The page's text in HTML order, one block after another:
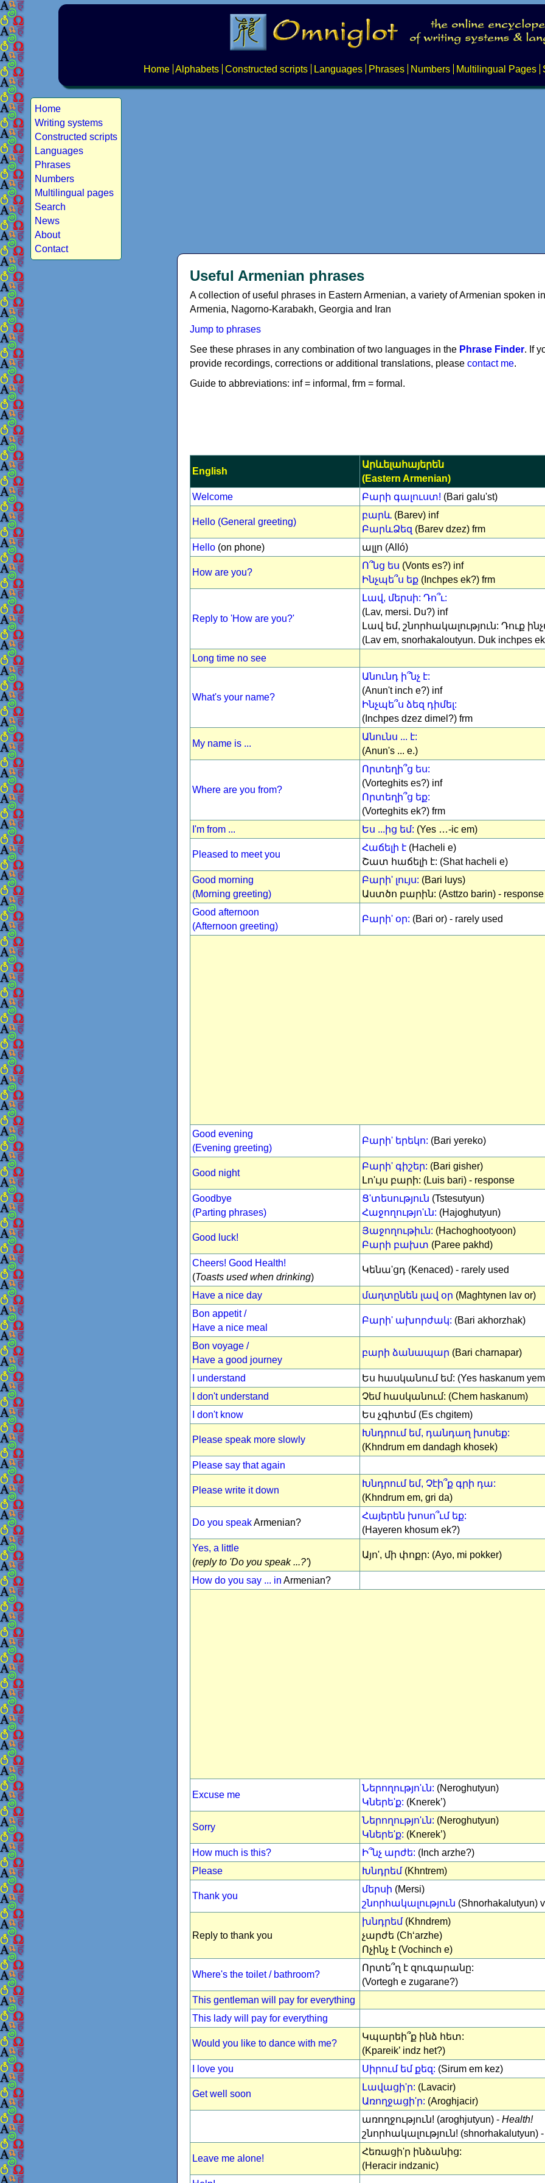
Home Alphabets Constructed scripts Languages Phrases Numbers Multilingual Pages
Home
Writing systems
Constructed scripts
Languages
Phrases
Numbers
Multilingual pages
Search
News
About
Contact
Useful Armenian phrases
A collection of useful phrases in Eastern Armenian, a variety of Armenian spoken in
Armenia, Nagorno-Karabakh, Georgia and Iran
Jump to phrases
See these phrases in any combination of two languages in the Phrase Finder. If
provide recordings, corrections or additional translations, please contact me.
Guide to abbreviations: inf = informal, frm = formal.
English
Արևելահայերեն
(Eastern Armenian)
Welcome
Բարի գալուստ! (Bari galu'st)
Hello (General greeting)
բարև (Barev) inf
ԲարևՁեզ (Barev dzez) frm
Hello (on phone) ալլո (Alló)
How are you?
Ո՞նց ես (Vonts es?) inf
Ինչպե՞ս եք (Inchpes ek?) frm
Reply to 'How are you?'
Լավ, մերսի: Դո՞ւ:
(Lav, mersi. Du?) inf
Լավ եմ, շնորհակալություն: Դուք
(Lav em, snorhakaloutyun. Duk inchpes
Long time no see
What's your name?
Անունդ ի՞նչ է:
(Anun't inch e?) inf
Ինչպե՞ս ձեզ դիմել:
(Inchpes dzez dimel?) frm
My name is ...
Անունս ... է:
(Anun's ... e.)
Where are you from?
Որտեղի՞ց ես:
(Vorteghits es?) inf
Որտեղի՞ց եք:
(Vorteghits ek?) frm
I'm from ...
Ես ...ից եմ: (Yes …-ic em)
Pleased to meet you
Հաճելի է (Hacheli e)
Շատ հաճելի է: (Shat hacheli e)
Good morning
(Morning greeting)
Բարի' լույս: (Bari luys)
Աստծո բարին: (Asttzo barin) - response
Good afternoon
(Afternoon greeting)
Բարի' օր: (Bari or) - rarely used
Good evening
(Evening greeting)
Բարի' երեկո: (Bari yereko)
Good night
Բարի' գիշեր: (Bari gisher)
Լո'ւյս բարի: (Luis bari) - response
Goodbye
(Parting phrases)
Ց'տեսություն (Tstesutyun)
Հաջողությո'ւն: (Hajoghutyun)
Good luck!
Յաջողութիւն: (Hachoghootyoon)
Բարի բախտ (Paree pakhd)
Cheers! Good Health!
(Toasts used when drinking)
Կենա'ցդ (Kenaced) - rarely used
Have a nice day մաղտընեն լավ օր (Maghtynen lav or)
Bon appetit /
Have a nice meal
Բարի' ախորժակ: (Bari akhorzhak)
Bon voyage /
Have a good journey
բարի ձանապար (Bari charnapar)
I understand
Ես հասկանում եմ: (Yes haskanum
I don't understand
Չեմ հասկանում: (Chem haskanum)
I don't know
Ես չգիտեմ (Es chgitem)
Please speak more slowly
Խնդրում եմ, դանդաղ խոսեք:
(Khndrum em dandagh khosek)
Please say that again
Please write it down
Խնդրում եմ, Չէի՞ք գրի դա:
(Khndrum em, gri da)
Do you speakArmenian?
Հայերեն խոսո՞ւմ եք:
(Hayeren khosum ek?)
Yes, a little
(reply to 'Do you speak ...?')
Այո', մի փոքր: (Ayo, mi pokker)
How do you say ... in Armenian?
Excuse me
Ներողությո'ւն: (Neroghutyun)
Կներե'ք: (Knerek’)
Sorry
Ներողությո'ւն: (Neroghutyun)
Կներե'ք: (Knerek’)
How much is this?
Ի՞նչ արժե: (Inch arzhe?)
Please
Խնդրեմ(Khntrem)
Thank you
մերսի (Mersi)
շնորհակալություն (Shnorhakalutyun)
Reply to thank you
խնդրեմ(Khndrem)
չարժե (Chʻarzhe)
Ոչինչ է (Vochinch e)
Where's the toilet / bathroom?
Որտե՞ղ է զուգարանը:
(Vortegh e zugarane?)
This gentleman will pay for everything
This lady will pay for everything
Would you like to dance with me?
Կպարեի՞ք ինձ հետ:
(Kpareik’ indz het?)
I love you
Սիրում եմ քեզ: (Sirum em kez)
Get well soon
Լավացի'ր: (Lavacir)
Առողջացի'ր: (Aroghjacir)
առողջություն! (aroghjutyun) - Health!
շնորհակալություն! (shnorhakalutyun)
Leave me alone!
Հեռացի'ր ինձանից:
(Heracir indzanic)